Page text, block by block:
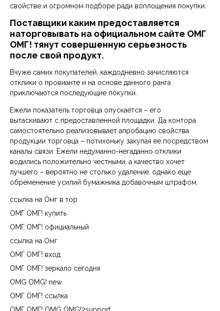
свойстве и огромном подборе ради воплощения покупки.
Поставщики каким предоставляется
наторговывать на официальном сайте ОМГ
ОМГ! тянут совершенную серьезность
после свой продукт.
Вчуже самих покупателей, каждодневно зачисляются
отклики о провианте и на основе данного ранга
приключаются последующие покупки.
Ежели показатель торговца опускается – его
вытаскивают с предоставленной площадки. Да контора
самостоятельно реализовывает апробацию свойства
продукции торговца – потихоньку закупая ее посредством
каналы связи. Ежели недуманно-негаданно отклики
водились положительно честными, а качество хочет
лучшего – вероятно не столько удаление, однако еще
обременение усилий бумажника добавочным штрафом.
ссылка на Омг в тор
ОМГ ОМГ! купить
ОМГ ОМГ! официальный
ссылка на Омг
ОМГ ОМГ! вход
ОМГ ОМГ! зеркало сегодня
OMG OMG! new
ОМГ ОМГ! ссылка